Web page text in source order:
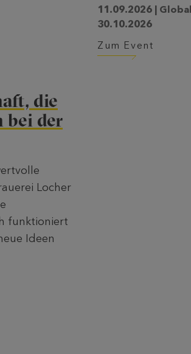
11.09.2026 |
30.10.2026
Zum Event
die
bei der
Locher
funktioniert
Ideen